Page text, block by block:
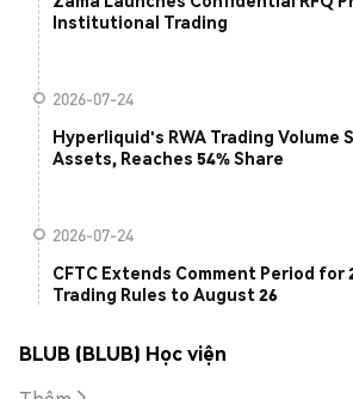
Institutional Trading
2026-07-24
Hyperliquid's RWA Trading Volume
Assets, Reaches 54% Share
2026-07-24
CFTC Extends Comment Period for
Trading Rules to August 26
BLUB (BLUB) Học viện